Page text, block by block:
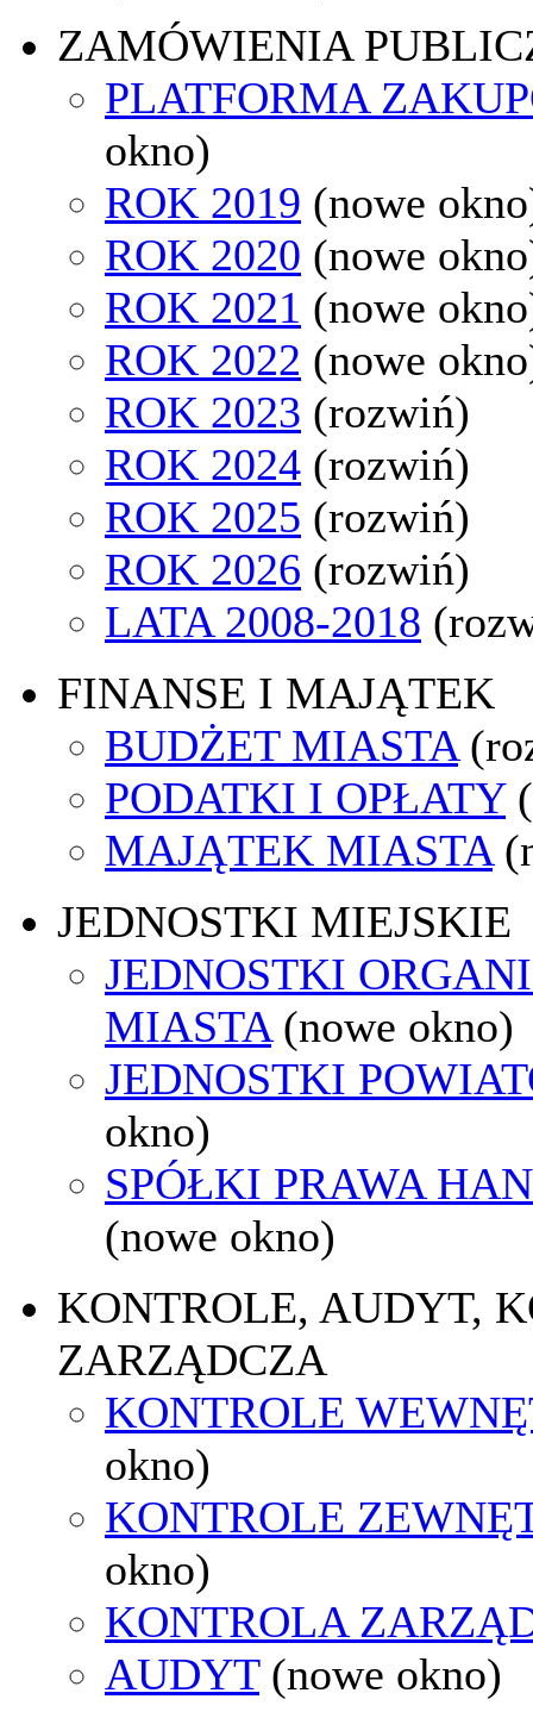
ZAMÓWIENIA
PLATFORMA
okno)
ROK 2019 (nowe
ROK 2020 (nowe
ROK 2021 (nowe
ROK 2022 (nowe
ROK 2023 (rozwiń)
ROK 2024 (rozwiń)
ROK 2025 (rozwiń)
ROK 2026 (rozwiń)
LATA 2008-2018
FINANSE I MAJĄTEK
BUDŻET MIASTA
PODATKI I OPŁATY
MAJĄTEK MIASTA
JEDNOSTKI MIEJSKIE
JEDNOSTKI
MIASTA (nowe okno)
JEDNOSTKI
okno)
SPÓŁKI PRAWA
(nowe okno)
KONTROLE, AUDYT,
ZARZĄDCZA
KONTROLE
okno)
KONTROLE
okno)
KONTROLA
AUDYT (nowe okno)